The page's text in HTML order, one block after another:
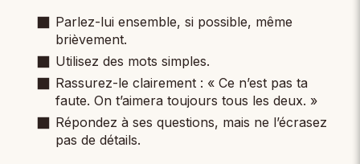
Parlez-lui ensemble, si possible, même
brièvement.
Utilisez des mots simples.
Rassurez-le clairement : « Ce n’est pas ta
faute. On t’aimera toujours tous les deux. »
Répondez à ses questions, mais ne l’écrasez
pas de détails.